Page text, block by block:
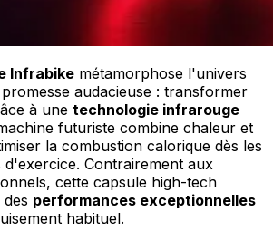
Infrabike métamorphose l'univers
audacieuse : transformer
à une technologie infrarouge
futuriste combine chaleur et
la combustion calorique dès les
d'exercice. Contrairement aux
cette capsule high-tech
performances exceptionnelles
habituel.